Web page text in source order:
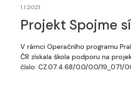
1.1.2021
Projekt Spojme
V rámci Operačního programu
ČR získala škola podporu na
číslo: CZ.07.4.68/0.0/0.0/19_071/